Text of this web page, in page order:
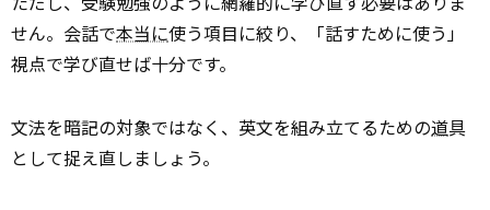
せん。会話で本当に使う項目に絞り、「話すために使う」
視点で学び直せば十分です。
文法を暗記の対象ではなく、英文を組み立てるための道具
として捉え直しましょう。